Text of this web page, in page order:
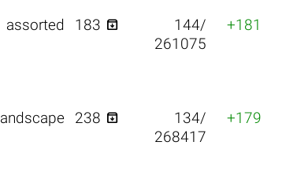
assorted 183 
144/
261075
+181
landscape 238 
134/
268417
+179